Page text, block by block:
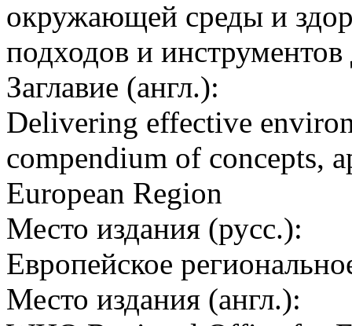
окружающей среды и
подходов и
Заглавие (англ.):
Delivering effective
compendium of concepts,
European Region
Место издания (русс.):
Европейское
Место издания (англ.):